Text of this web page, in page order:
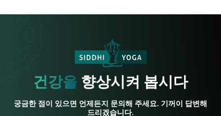
건강을 향상시켜 봅시다
궁금한 점이 있으면 언제든지 문의해 주세요. 기꺼이 답변해
드리겠습니다.